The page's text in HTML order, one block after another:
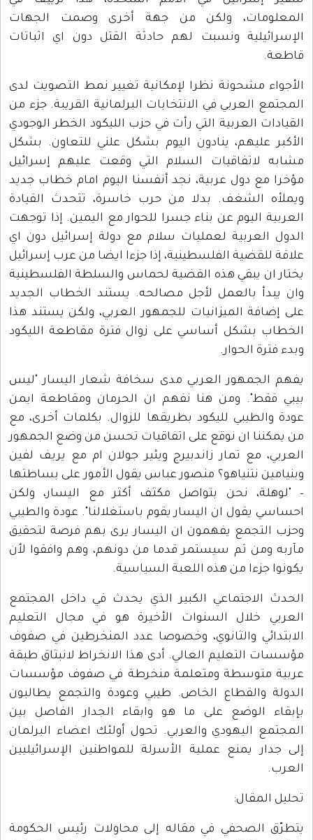
المعلومات، ولكن من جهة أخرى وصمت الجهات
الإسرائيلية ونسبت لهم حادثة القتل دون اي اثباتات
قاطعة.
الأجواء مشحونة نظرا لإمكانية تغيير نمط التصويت لدى
المجتمع العربي في الانتخابات البرلمانية القريبة. جزء من
القيادات العربية التي رأت في حزب الليكود الخطر الوجودي
الأكبر عليهم، ينادون اليوم بشكل علني للتعاون. بشكل
مشابه لاتفاقيات السلام التي وقعت عليهم إسرائيل
مؤخرا مع دول عربية، نجد أنفسنا اليوم امام خطاب جديد
ويملأه الشغف. بدلا من حرب خاسرة، تتحدث القيادة
العربية اليوم عن بناء جسرا للحوار مع اليمين. إذا توجهت
الدول العربية لعمليات سلام مع دولة إسرائيل دون اي
علاقة للقضية الفلسطينية، إذا جزءا ايضا من عرب إسرائيل
يختار ان يبقي هذه القضية لحماس والسلطة الفلسطينية
وان يبدأ بالعمل لأجل مصالحه. يستند الخطاب الجديد
على إضافة الميزانيات للجمهور العربي، ولكن يستند هذا
الخطاب بشكل أساسي على زوال فترة مقاطعة الليكود
وبدء فترة الحوار.
يفهم الجمهور العربي مدى سخافة شعار اليسار "ليس
بيبي فقط". ومن هنا نفهم ان الحرمان ومقاطعة ايمن
عودة والطيبي لليكود بطريقها للزوال. بكلمات أخرى، مع
من يمكننا ان نوقع على اتفاقيات تحسن من وضع الجمهور
العربي، مع تمار زاندبيرج ويئير جولان ام مع يريف لفين
وبنيامين نتنياهو؟ منصور عباس يقول الأمور على بساطتها
– "لوهلة، نحن بتواصل مكثف أكثر مع اليسار، ولكن
احساسي يقول ان اليسار يقوم باستغلالنا". عودة والطيبي
وحزب التجمع يفهمون ان اليسار يرى بهم فرصة لتحقيق
مآربه ومن ثم سيستمر قدما من دونهم، وهم وافقوا لأن
يكونوا جزءا من هذه اللعبة السياسية.
الحدث الاجتماعي الكبير الذي يحدث في داخل المجتمع
العربي خلال السنوات الأخيرة هو في مجال التعليم
الابتدائي والثانوي، وخصوصا عدد المنخرطين في صفوف
مؤسسات التعليم العالي. أدى هذا الانخراط لانبثاق طبقة
عربية متوسطة ومتعلمة منخرطة في صفوف مؤسسات
الدولة والقطاع الخاص. طيبي وعودة والتجمع يطالبون
بإبقاء الوضع على ما هو وابقاء الجدار الفاصل بين
المجتمع اليهودي والعربي. تحول أولئك اعضاء البرلمان
إلى جدار يمنع عملية الأسرلة للمواطنين الإسرائيليين
العرب.
تحليل المقال:
يتطرّق الصحفي في مقاله إلى محاولات رئيس الحكومة